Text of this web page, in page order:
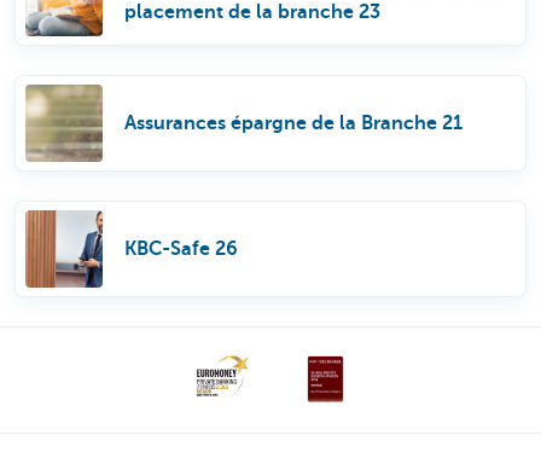
placement de la branche 23
Assurances épargne de la Branche 21
KBC-Safe 26